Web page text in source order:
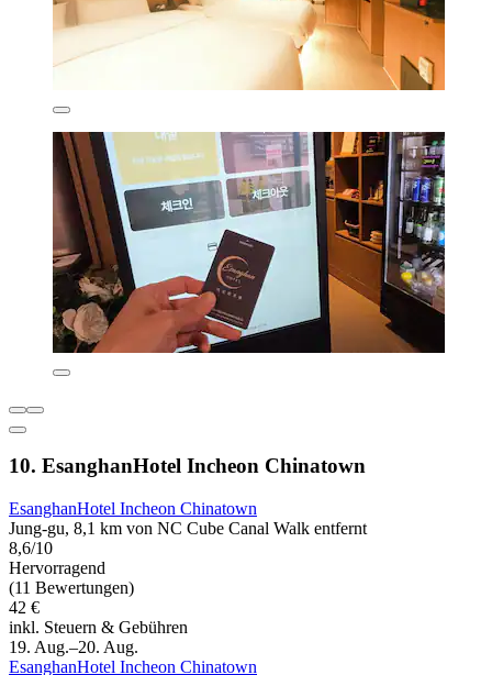
10. EsanghanHotel Incheon Chinatown
EsanghanHotel Incheon Chinatown
Jung-gu, 8,1 km von NC Cube Canal Walk entfernt
8,6/10
Hervorragend
(11 Bewertungen)
42 €
inkl. Steuern & Gebühren
19. Aug.–20. Aug.
EsanghanHotel Incheon Chinatown